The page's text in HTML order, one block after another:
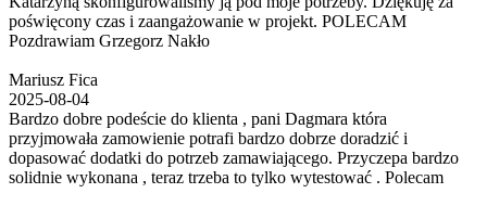
poświęcony czas i zaangażowanie w projekt. POLECAM
Pozdrawiam Grzegorz Nakło
Mariusz Fica
2025-08-04
Bardzo dobre podeście do klienta , pani Dagmara która
przyjmowała zamowienie potrafi bardzo dobrze doradzić i
dopasować dodatki do potrzeb zamawiającego. Przyczepa bardzo
solidnie wykonana , teraz trzeba to tylko wytestować . Polecam